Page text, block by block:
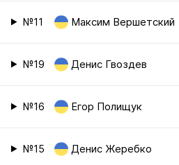
№11 Максим Вершетский
№19 Денис Гвоздев
№16 Егор Полищук
№15 Денис Жеребко